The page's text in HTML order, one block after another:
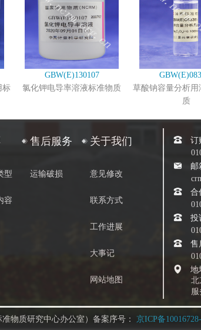
标
GBW(E)130107
氯化钾电导率溶液标准物质
草酸钠容量分析用
质
型
容
售后服务
运输破损
关于我们
意见修改
联系方式
工作进展
大事记
网站地图
订
邮
合
投
售
地
北
物质研究中心办公室）备案序号： 京ICP备